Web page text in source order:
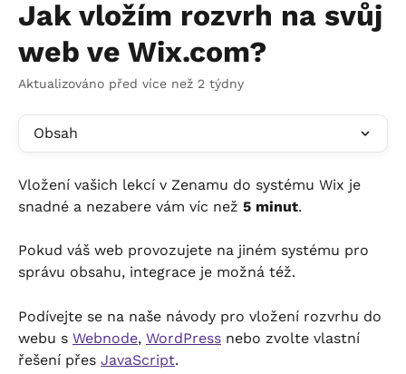
Jak vložím rozvrh na svůj
web ve Wix.com?
Aktualizováno před více než 2 týdny
Obsah
Vložení vašich lekcí v Zenamu do systému Wix je
snadné a nezabere vám víc než 5 minut.
Pokud váš web provozujete na jiném systému pro
správu obsahu, integrace je možná též.
Podívejte se na naše návody pro vložení rozvrhu do
webu s Webnode, WordPress nebo zvolte vlastní
řešení přes JavaScript.